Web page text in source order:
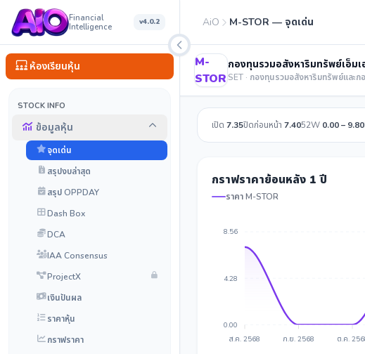
Financial
Intelligence
v4.0.2
ห้องเรียนหุ้น
STOCK INFO
ข้อมูลหุ้น
จุดเด่น
สรุปงบล่าสุด
สรุป OPPDAY
Dash Box
DCA
IAA Consensus
ProjectX
เงินปันผล
ราคาหุ้น
กราฟราคา
AiO M-STOR — จุดเด่น
M-
STOR
กองทุนรวมอสังหาริมทรัพย์เอ็ม
SET · กองทุนรวมอสังหาริมทรัพย์และ
เปิด 7.35ปิดก่อนหน้า 7.4052W 0.00 – 9.80
กราฟราคาย้อนหลัง 1 ปี
ราคา M-STOR
8.56
4.28
0.00
ส.ค. 2568
ก.ย. 2568 ต.ค.